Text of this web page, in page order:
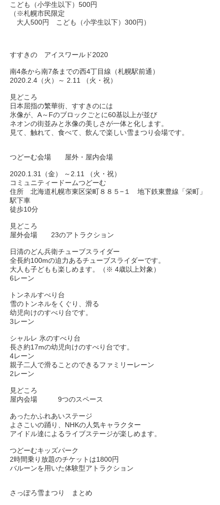
こども（小学生以下）500円
（※札幌市民限定
大人500円 こども（小学生以下）300円）
すすきの アイスワールド2020
南4条から南7条までの西4丁目線（札幌駅前通）
2020.2.4（火）～ 2.11 （火・祝）
見どころ
日本屈指の繁華街、すすきのには
氷像が、A～Fのブロックごとに60基以上が並び
ネオンの街並みと氷像の美しさが一体と化します。
見て、触れて、食べて、飲んで楽しい雪まつり会場です。
つどーむ会場 屋外・屋内会場
2020.1.31（金） ～2.11 （火・祝）
コミュニティードームつどーむ
住所 北海道札幌市東区栄町８８５−１ 地下鉄東豊線「栄町」
駅下車
徒歩10分
見どころ
屋外会場 23のアトラクション
日清のどん兵衛チューブスライダー
全長約100mの迫力あるチューブスライダーです。
大人も子どもも楽しめます。（※ 4歳以上対象）
6レーン
トンネルすべり台
雪のトンネルをくぐり、滑る
幼児向けのすべり台です。
3レーン
シャルレ 氷のすべり台
長さ約17mの幼児向けのすべり台です。
4レーン
親子二人で滑ることのできるファミリーレーン
2レーン
見どころ
屋内会場 9つのスペース
あったかふれあいステージ
よさこいの踊り、NHKの人気キャラクター
アイドル達によるライブステージが楽しめます。
つどーむキッズパーク
2時間乗り放題のチケットは1800円
バルーンを用いた体験型アトラクション
さっぽろ雪まつり まとめ